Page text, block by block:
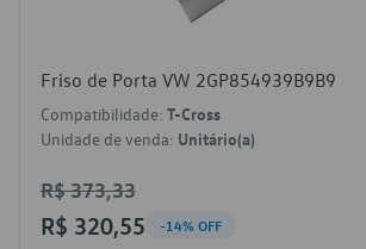
Friso de Porta VW 2GP854939B9B9
Compatibilidade: T-Cross
Unidade de venda: Unitário(a)
R$ 373,33
R$ 320,55 -14% OFF